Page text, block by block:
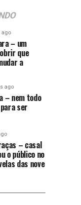
ago
– um
que
a
ago
– nem todo
ser
– casal
o público no
das nove